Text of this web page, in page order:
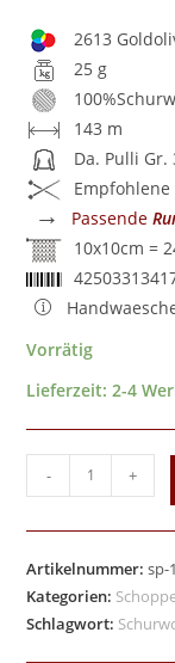
2613
25 g
143 m
Da. Pulli Gr.
→ Passende
10x10cm =
Vorrätig
Lieferzeit:2-4
- +
Artikelnummer:sp-
Kategorien:
Schlagwort: